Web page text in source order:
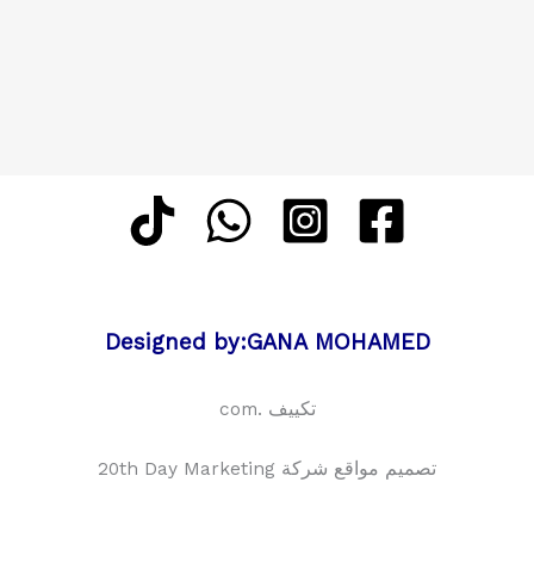
Designed by:GANA MOHAMED
تكييف .com
تصميم مواقع شركة 20th Day Marketing